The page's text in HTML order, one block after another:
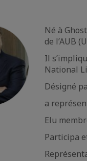
Né à
de l’AUB
Il
National
Désigné
a
Elu
Participa